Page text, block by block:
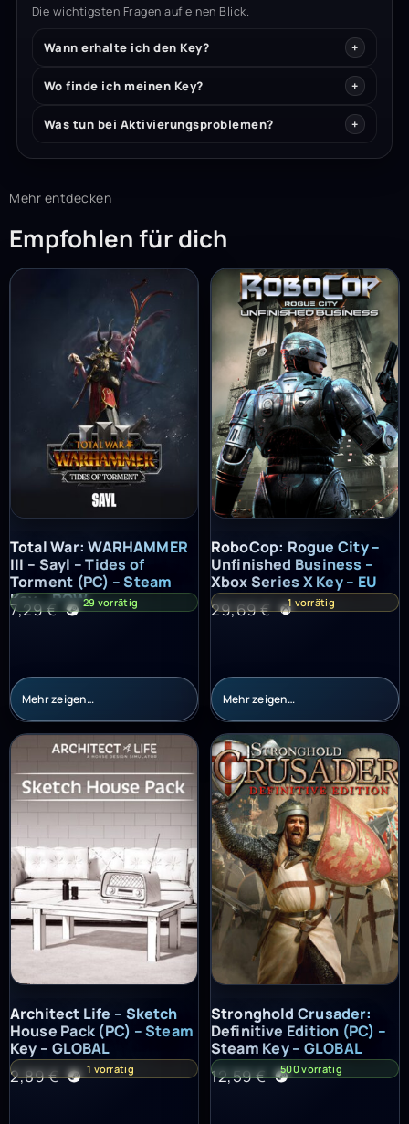
Die wichtigsten Fragen auf einen Blick.
Wann erhalte ich den Key?
Wo finde ich meinen Key?
Was tun bei Aktivierungsproblemen?
Mehr entdecken
Empfohlen für dich
Total War: WARHAMMER III – Sayl – Tides of Torment (PC) –
Total War: WARHAMMER
III – Sayl – Tides of
Torment (PC) – Steam
Key – ROW
7,29€ 29 vorrätig
Mehr zeigen…
RoboCop: Rogue City –
RoboCop: Rogue City –
Unfinished Business –
Xbox Series X Key – EU
29,69€ 1 vorrätig
Mehr zeigen…
Architect Life – Sketch House Pack (PC) – Steam Key – GLOBAL
Architect Life – Sketch
House Pack (PC) – Steam
Key – GLOBAL
2,89€ 1 vorrätig
Stronghold Crusader: Definitive
Stronghold Crusader:
Definitive Edition (PC) –
Steam Key – GLOBAL
12,59€ 500 vorrätig